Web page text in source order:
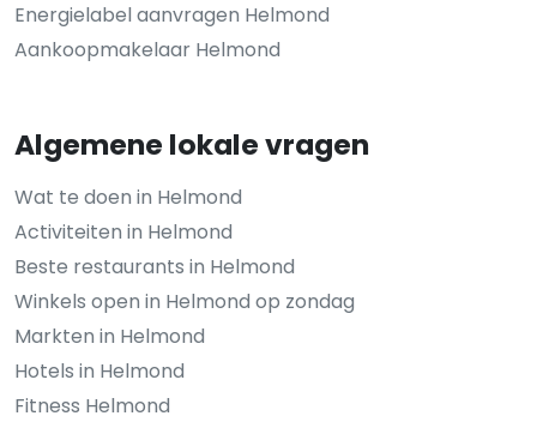
Energielabel aanvragen Helmond
Aankoopmakelaar Helmond
Algemene lokale vragen
Wat te doen in Helmond
Activiteiten in Helmond
Beste restaurants in Helmond
Winkels open in Helmond op zondag
Markten in Helmond
Hotels in Helmond
Fitness Helmond